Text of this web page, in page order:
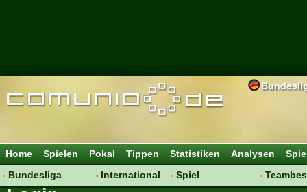
Home Spielen Pokal Tippen Statistiken Analysen
Bundesliga
International
Spiel